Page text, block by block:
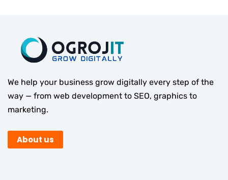
We help your business grow digitally every step of the
way — from web development to SEO, graphics to
marketing.
About us